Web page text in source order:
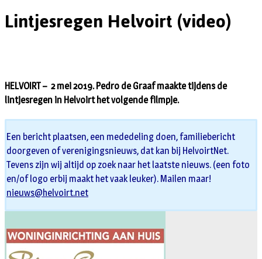
Lintjesregen Helvoirt (video)
HELVOIRT – 2 mei 2019. Pedro de Graaf maakte tijdens de
lintjesregen in Helvoirt het volgende filmpje.
Een bericht plaatsen, een mededeling doen, familiebericht
doorgeven of verenigingsnieuws, dat kan bij HelvoirtNet.
Tevens zijn wij altijd op zoek naar het laatste nieuws. (een foto
en/of logo erbij maakt het vaak leuker). Mailen maar!
nieuws@helvoirt.net